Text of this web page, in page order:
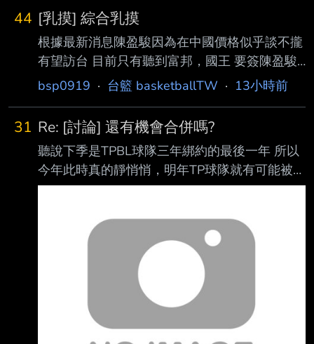
PLG選秀，被視為選秀狀元熱 門人選的他卻意外
落選，最後也沒參加SBL選秀，只能重返學校打
UBA，據悉，有複數SBL 曾探詢波波卡意願，不
過最終都卡在價碼談不攏而作罷，就有SBL教練
直言，「他畢竟是 外籍生，不是洋將」。 國內
成人籃球3大聯盟，PLG與SBL是來台讀書打
UBA的外國球員能以「外籍生」名義登錄打
44 [乳摸] 綜合乳摸
根據最新消息陳盈駿因為在中國價格似乎談不攏
有望訪台 目前只有聽到富邦，國王 要簽陳盈駿
特攻洋將部分 馬可 貝奇 飛克 內馬確定沒有續約
我不是很確定 至於剛簽下庭謙的戰神 可能會三
Q錢肯尼 而他會被雲豹簽走 只能說這個暑假 除
了劉錚以外 其他人回來只是時間上的問題
https://www.threads.com/share/BASo4Yx-1u/ -
bsp0919 · 台籃 basketballTW · 13小時前
31 Re: [討論] 還有機會合併嗎?
聽說下季是TPBL球隊三年綁約的最後一年 所以
今年此時真的靜悄悄，明年TP球隊就有可能被P
開挖 其中扣掉原先T1主幹：中信，海神，雲豹
一直傳台新會被挖，雖然沒有根據，但只是挑出
最有可能的 現在林秉聖，甚至台新還直接讓洋
基買斷 當然也有可能發生，P的四個球隊有幾支
撐不下，最後被迫退出或是讓TP吃下，畢竟TP
原先 就是以合併為前提而成立的聯盟 P剩下的亮
點，就只剩有贊助商撐腰的東超，如果下季戰績